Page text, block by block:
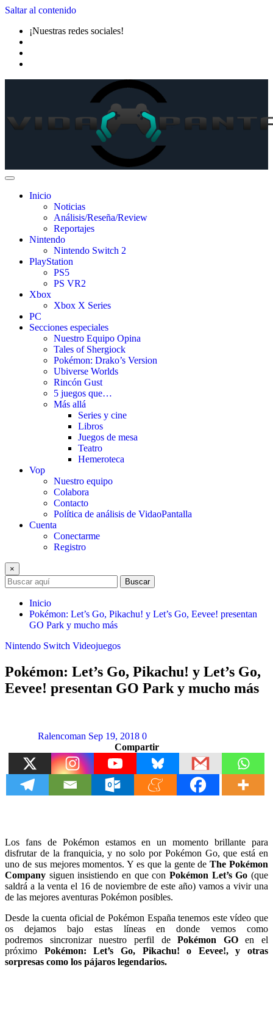
Saltar al contenido
¡Nuestras redes sociales!
Inicio
Noticias
Análisis/Reseña/Review
Reportajes
Nintendo
Nintendo Switch 2
PlayStation
PS5
PS VR2
Xbox
Xbox X Series
PC
Secciones especiales
Nuestro Equipo Opina
Tales of Shergiock
Pokémon: Drako’s Version
Ubiverse Worlds
Rincón Gust
5 juegos que…
Más allá
Series y cine
Libros
Juegos de mesa
Teatro
Hemeroteca
Vop
Nuestro equipo
Colabora
Contacto
Política de análisis de VidaoPantalla
Cuenta
Conectarme
Registro
×
Buscar
Inicio
Pokémon: Let’s Go, Pikachu! y Let’s Go, Eevee! presentan
GO Park y mucho más
Nintendo Switch Videojuegos
Pokémon: Let’s Go, Pikachu! y Let’s Go,
Eevee! presentan GO Park y mucho más
Ralencoman Sep 19, 2018 0
Compartir
Los fans de Pokémon estamos en un momento brillante para
disfrutar de la franquicia, y no solo por Pokémon Go, que está en
uno de sus mejores momentos. Y es que la gente de The Pokémon
Company siguen insistiendo en que con Pokémon Let’s Go (que
saldrá a la venta el 16 de noviembre de este año) vamos a vivir una
de las mejores aventuras Pokémon posibles.
Desde la cuenta oficial de Pokémon España tenemos este vídeo que
os dejamos bajo estas líneas en donde vemos como
podremos sincronizar nuestro perfil dePokémon GOen el
próximo Pokémon: Let’s Go, Pikachu! o Eevee!, y otras
sorpresas como los pájaros legendarios.